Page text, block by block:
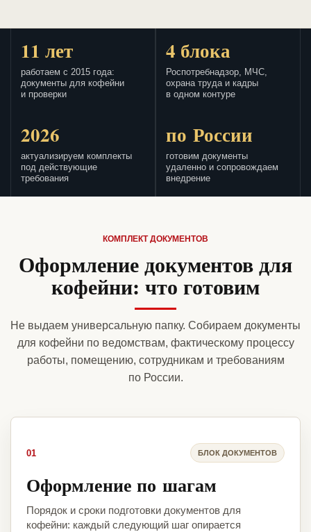
11 лет
работаем с 2015 года:
документы для кофейни
и проверки
4 блока
Роспотребнадзор, МЧС,
охрана труда и кадры
в одном контуре
2026
актуализируем комплекты
под действующие
требования
по России
готовим документы
удаленно и сопровождаем
внедрение
КОМПЛЕКТ ДОКУМЕНТОВ
Оформление документов для
кофейни: что готовим
Не выдаем универсальную папку. Собираем документы
для кофейни по ведомствам, фактическому процессу
работы, помещению, сотрудникам и требованиям
по России.
01 БЛОК ДОКУМЕНТОВ
Оформление по шагам
Порядок и сроки подготовки документов для
кофейни: каждый следующий шаг опирается